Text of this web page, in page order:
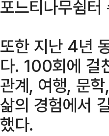
포느티나무쉼
또한 지난 4년
다. 100회에 걸
관계, 여행, 문
삶의 경험에서
했다.